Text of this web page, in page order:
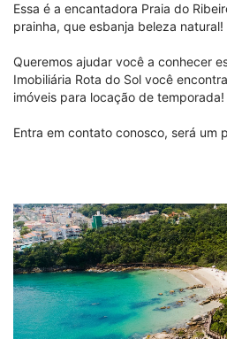
Essa é a encantadora Praia do
prainha, que esbanja beleza natural!
Queremos ajudar você a conhecer
Imobiliária Rota do Sol você
imóveis para locação de temporada!
Entra em contato conosco, será um